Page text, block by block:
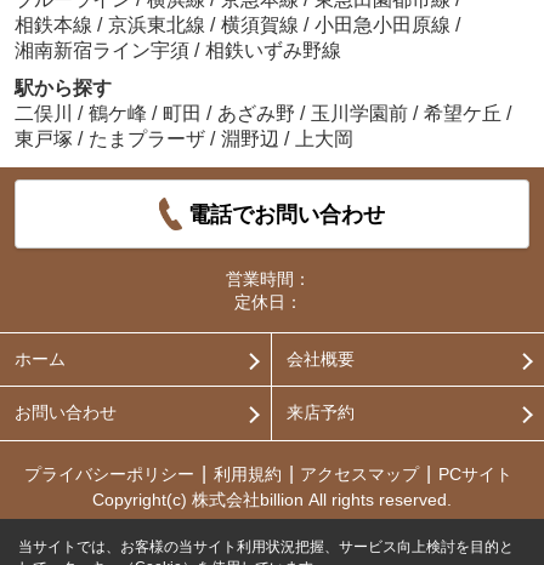
相鉄本線 / 京浜東北線 / 横須賀線 / 小田急小田原線 /
湘南新宿ライン宇須 / 相鉄いずみ野線
駅から探す
二俣川
/ 鶴ケ峰 / 町田 / あざみ野 / 玉川学園前 / 希望ケ丘 /
東戸塚 / たまプラーザ / 淵野辺 / 上大岡
電話でお問い合わせ
営業時間：
定休日：
ホーム 会社概要
お問い合わせ 来店予約
プライバシーポリシー 利用規約 アクセスマップ
PCサイト
Copyright(c) 株式会社billion All rights reserved.
当サイトでは、お客様の当サイト利用状況把握、サービス向上検討を目的と